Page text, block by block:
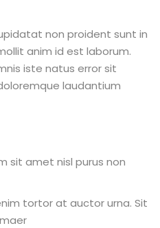
non proident sunt in
anim id est laborum.
iste natus error sit
laudantium
sit amet nisl purus non
tortor at auctor urna. Sit